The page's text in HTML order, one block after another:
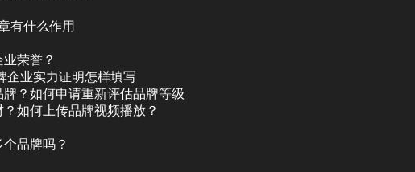
有什么作用
荣誉？
企业实力证明怎样填写
？如何申请重新评估品牌等级
如何上传品牌视频播放？
品牌吗？